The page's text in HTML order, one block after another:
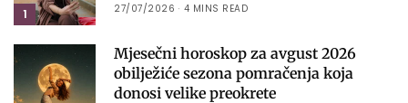
1 27/07/2026 4 MINS READ
Mjesečni horoskop za avgust 2026
obilježiće sezona pomračenja koja
donosi velike preokrete